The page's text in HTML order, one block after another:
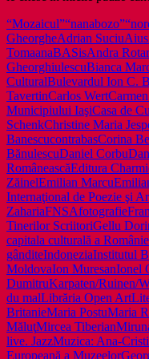
“Mozaicul”“nanabozo”
GheorgheAdrian SuciuAius
TomaanaBASisAndra
GheorghiulescuBianca
CulturalBulevardul Ion C.
TavertinCarlos Wert
Municipiului IaşiCasa de
SchenkChristine Maria
BanescucontrabasCorina
BănulescuDaniel Corbu
RomâneascăEditura
ZăinelEmilian Marcu
Internaţional de Poezie şi
ZahariaFNSAfotografie
Tinerilor ScriitoriGellu
capitala culturală a
gânditeIndoneziaInstitutul
MoldovaIon MuresanIonel
DumitruKarpaten/Ruinen/
du malLibrăria Open Art
BritanieMaria PostuMaria
MăluţMircea Tiberian
live. JazzMuzica: Ana-
Europeană a